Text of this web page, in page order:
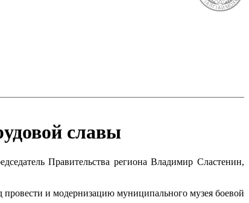
славы
Правительства региона Владимир Сластенин,
провести и модернизацию муниципального музея боевой